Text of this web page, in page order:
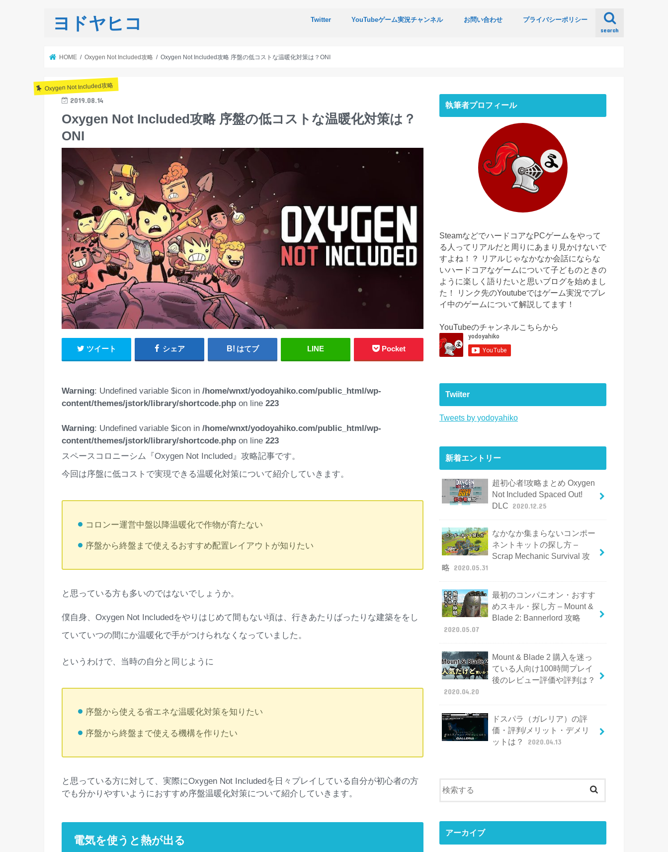
ヨドヤヒコ search
Twitter YouTubeゲーム実況チャンネル お問い合わせ プライバシーポリシー
HOME Oxygen Not Included攻略 Oxygen Not Included攻略 序盤の低コストな温暖化対策は？ONI
Oxygen Not Included攻略
2019.08.14
Oxygen Not Included攻略 序盤の低コストな温暖化対策は？
ONI
ツイート シェア はてブ LINE Pocket
Warning: Undefined variable $icon in /home/wnxt/yodoyahiko.com/public_html/wp-
content/themes/jstork/library/shortcode.php on line 223
Warning: Undefined variable $icon in /home/wnxt/yodoyahiko.com/public_html/wp-
content/themes/jstork/library/shortcode.php on line 223
スペースコロニーシム『Oxygen Not Included』攻略記事です。
今回は序盤に低コストで実現できる温暖化対策について紹介していきます。
コロンー運営中盤以降温暖化で作物が育たない
序盤から終盤まで使えるおすすめ配置レイアウトが知りたい
と思っている方も多いのではないでしょうか。
僕自身、Oxygen Not Includedをやりはじめて間もない頃は、行きあたりばったりな建築ををし
ていていつの間にか温暖化で手がつけられなくなっていました。
というわけで、当時の自分と同じように
序盤から使える省エネな温暖化対策を知りたい
序盤から終盤まで使える機構を作りたい
と思っている方に対して、実際にOxygen Not Includedを日々プレイしている自分が初心者の方
でも分かりやすいようにおすすめ序盤温暖化対策について紹介していきます。
電気を使うと熱が出る
執筆者プロフィール
SteamなどでハードコアなPCゲームをやって
る人ってリアルだと周りにあまり見かけないで
すよね！？ リアルじゃなかなか会話にならな
いハードコアなゲームについて子どものときの
ように楽しく語りたいと思いブログを始めまし
た！ リンク先のYoutubeではゲーム実況でプレ
イ中のゲームについて解説してます！
YouTubeのチャンネルこちらから
Twiiter
Tweets by yodoyahiko
新着エントリー
超初心者!攻略まとめ Oxygen
Not Included Spaced Out!
DLC 2020.12.25
なかなか集まらないコンポー
ネントキットの探し方 –
Scrap Mechanic Survival 攻
略 2020.05.31
最初のコンパニオン・おすす
めスキル・探し方 – Mount &
Blade 2: Bannerlord 攻略
2020.05.07
Mount & Blade 2 購入を迷っ
ている人向け100時間プレイ
後のレビュー評価や評判は？
2020.04.20
ドスパラ（ガレリア）の評
価・評判/メリット・デメリ
ットは？
2020.04.13
アーカイブ